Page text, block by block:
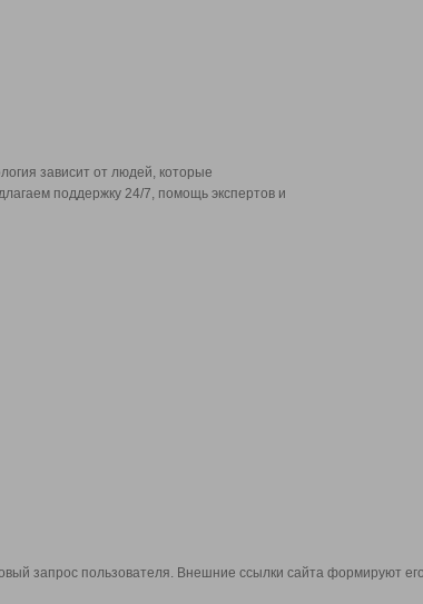
зависит от людей, которые
поддержку 24/7, помощь экспертов и
запрос пользователя. Внешние ссылки сайта формируют его